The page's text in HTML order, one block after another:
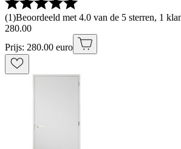
(1)Beoordeeld met 4.0 van de 5 sterren, 1
280.00
Prijs: 280.00 euro